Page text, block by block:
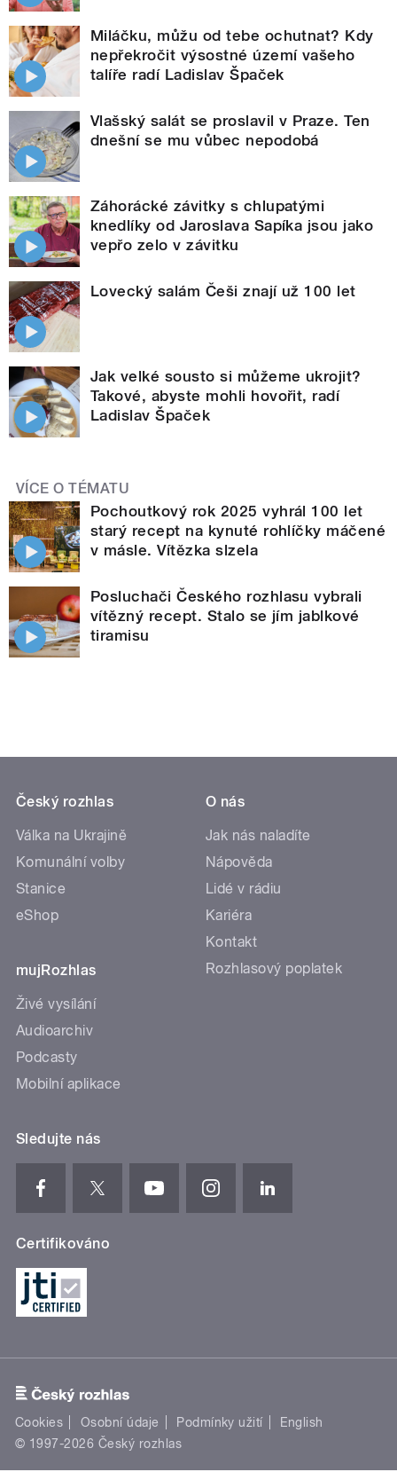
Miláčku, můžu od tebe ochutnat? Kdy
nepřekročit výsostné území vašeho
talíře radí Ladislav Špaček
Vlašský salát se proslavil v Praze. Ten
dnešní se mu vůbec nepodobá
Záhorácké závitky s chlupatými
knedlíky od Jaroslava Sapíka jsou jako
vepřo zelo v závitku
Lovecký salám Češi znají už 100 let
Jak velké sousto si můžeme ukrojit?
Takové, abyste mohli hovořit, radí
Ladislav Špaček
VÍCE O TÉMATU
Pochoutkový rok 2025 vyhrál 100 let
starý recept na kynuté rohlíčky máčené
v másle. Vítězka slzela
Posluchači Českého rozhlasu vybrali
vítězný recept. Stalo se jím jablkové
tiramisu
Český rozhlas
Válka na Ukrajině
Komunální volby
Stanice
eShop
mujRozhlas
Živé vysílání
Audioarchiv
Podcasty
Mobilní aplikace
O nás
Jak nás naladíte
Nápověda
Lidé v rádiu
Kariéra
Kontakt
Rozhlasový poplatek
Sledujte nás
Certifikováno
Cookies Osobní údaje Podmínky užití
English
© 1997-2026 Český rozhlas